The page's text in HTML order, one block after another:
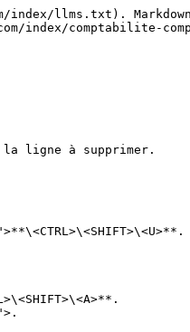
llms.txt).
index/comptabilite-
la ligne à supprimer.